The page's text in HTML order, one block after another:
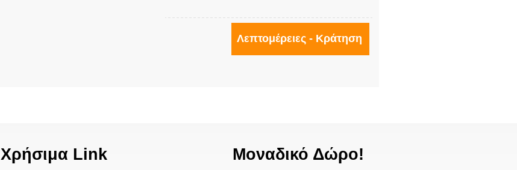
Λεπτομέρειες - Κράτηση
Χρήσιμα Link Μοναδικό Δώρο!